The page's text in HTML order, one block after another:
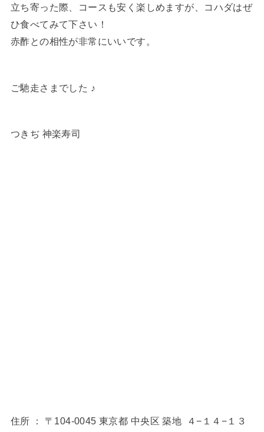
立ち寄った際、コースも安く楽しめますが、コハダはぜ
ひ食べてみて下さい！
赤酢との相性が非常にいいです。
ご馳走さまでした ♪
つきぢ 神楽寿司
住所 ： 〒104-0045 東京都 中央区 築地 ４−１４−１３